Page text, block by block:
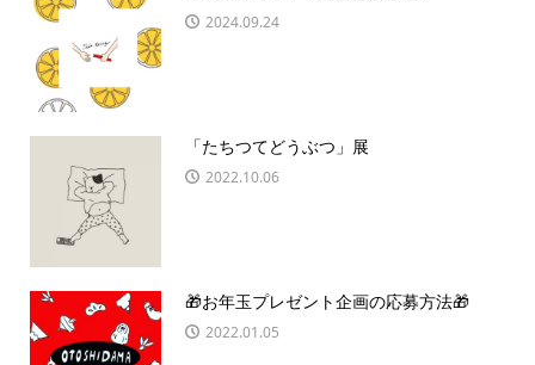
2024.09.24
「たちつてどうぶつ」展
2022.10.06
🎁お年玉プレゼント企画の応募方法🎁
2022.01.05